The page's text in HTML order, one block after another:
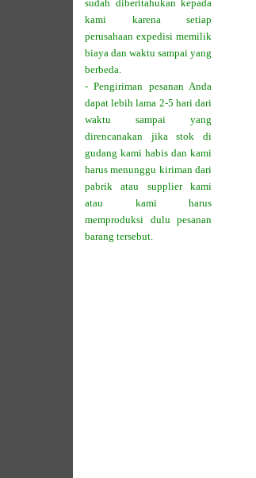
sudah diberitahukan kepada
kami karena setiap
perusahaan expedisi memilik
biaya dan waktu sampai yang
berbeda.
- Pengiriman pesanan Anda
dapat lebih lama 2-5 hari dari
waktu sampai yang
direncanakan jika stok di
gudang kami habis dan kami
harus menunggu kiriman dari
pabrik atau supplier kami
atau kami harus
memproduksi dulu pesanan
barang tersebut.